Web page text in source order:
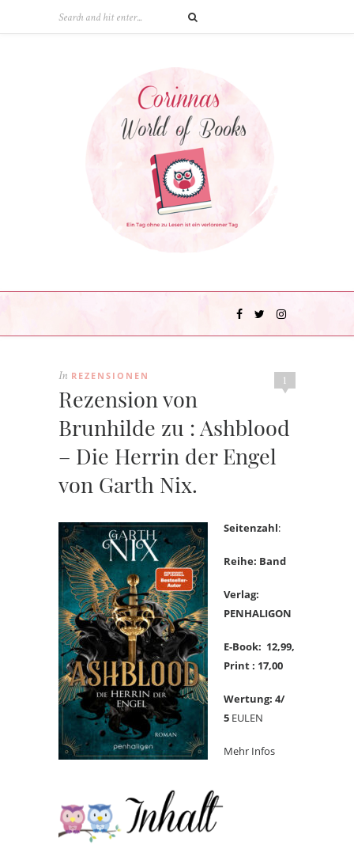
1
In REZENSIONEN
Rezension von
Brunhilde zu : Ashblood
– Die Herrin der Engel
von Garth Nix.
Seitenzahl:
Reihe: Band
Verlag:
PENHALIGON
E-Book: 12,99,
Print : 17,00
Wertung: 4/
5 EULEN
Mehr Infos